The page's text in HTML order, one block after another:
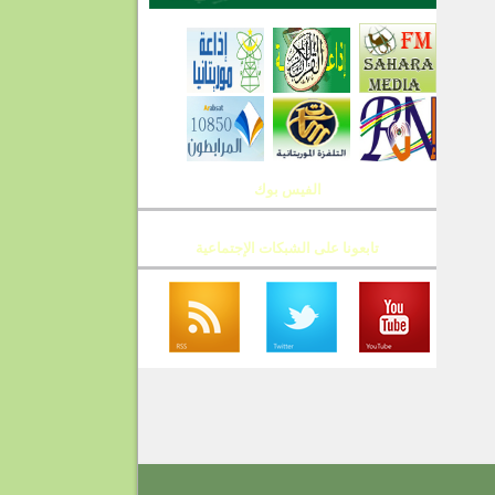
الفيس بوك
تابعونا على الشبكات الإجتماعية